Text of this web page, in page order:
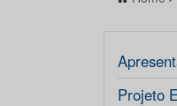
Projeto